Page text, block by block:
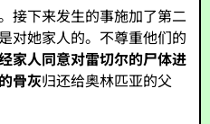
接下来发生的事施加了第二
她家人的。不尊重他们的
家人同意对雷切尔的尸体进
骨灰归还给奥林匹亚的父